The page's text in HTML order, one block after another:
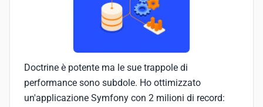
Doctrine è potente ma le sue trappole di
performance sono subdole. Ho ottimizzato
un'applicazione Symfony con 2 milioni di record: